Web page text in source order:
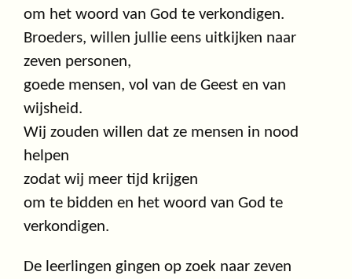
om het woord van God te verkondigen.
Broeders, willen jullie eens uitkijken naar
zeven personen,
goede mensen, vol van de Geest en van
wijsheid.
Wij zouden willen dat ze mensen in nood
helpen
zodat wij meer tijd krijgen
om te bidden en het woord van God te
verkondigen.
De leerlingen gingen op zoek naar zeven